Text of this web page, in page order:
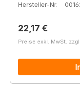
Hersteller-Nr.
Regulärer Preis:
22,17 €
Preise exkl. MwSt.